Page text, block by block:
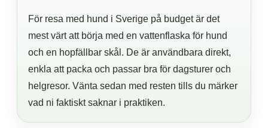
För resa med hund i Sverige på budget är det
mest värt att börja med en vattenflaska för hund
och en hopfällbar skål. De är användbara direkt,
enkla att packa och passar bra för dagsturer och
helgresor. Vänta sedan med resten tills du märker
vad ni faktiskt saknar i praktiken.